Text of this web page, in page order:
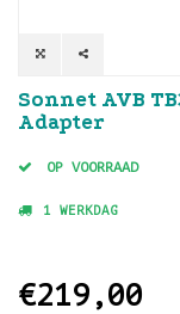
Sonnet AVB
Adapter
OP VOORRAAD
1 WERKDAG
€219,00